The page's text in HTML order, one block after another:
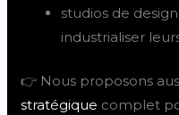
studios de
industrialiser
👉 Nous proposons
stratégique complet